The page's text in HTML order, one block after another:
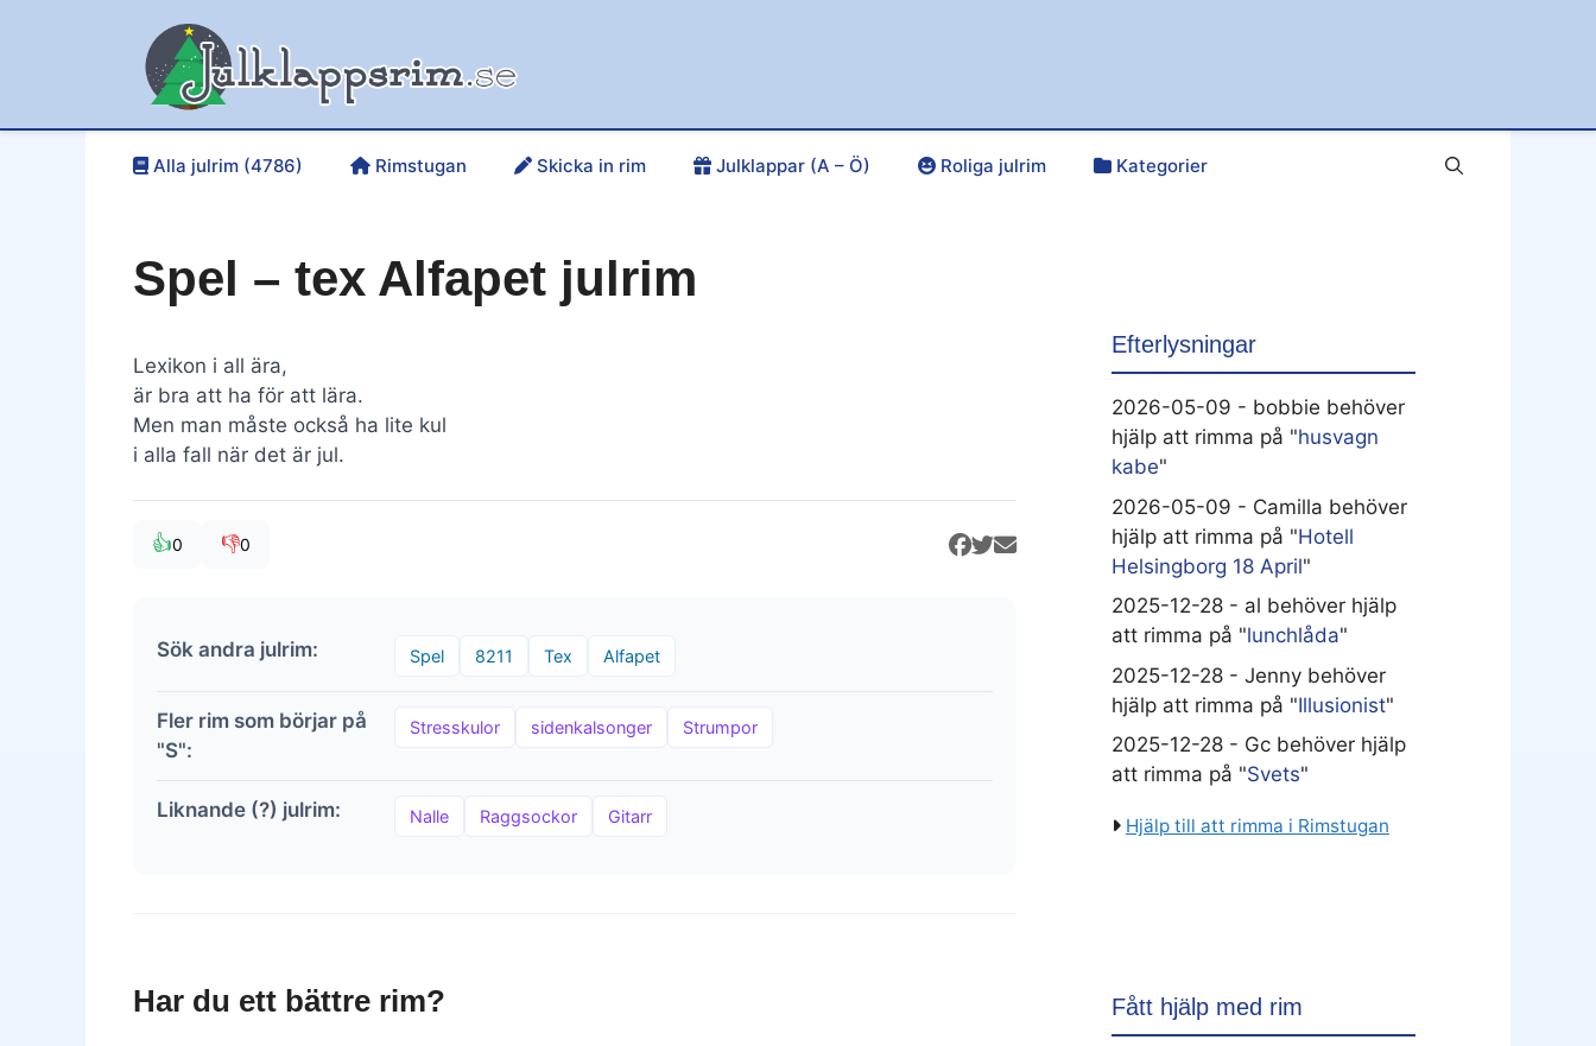
Alla julrim (4786) Rimstugan Skicka in rim Julklappar (A – Ö) Roliga julrim Kategorier
Spel – tex Alfapet julrim
Lexikon i all ära,
är bra att ha för att lära.
Men man måste också ha lite kul
i alla fall när det är jul.
👍0 👎0
Sök andra julrim: Spel 8211 Tex Alfapet
Fler rim som börjar på
"S":
Stresskulor sidenkalsonger Strumpor
Liknande (?) julrim: Nalle Raggsockor Gitarr
Har du ett bättre rim?
Efterlysningar
2026-05-09 - bobbie behöver
hjälp att rimma på "husvagn
kabe"
2026-05-09 - Camilla behöver
hjälp att rimma på "Hotell
Helsingborg 18 April"
2025-12-28 - al behöver hjälp
att rimma på "lunchlåda"
2025-12-28 - Jenny behöver
hjälp att rimma på "Illusionist"
2025-12-28 - Gc behöver hjälp
att rimma på "Svets"
Hjälp till att rimma i Rimstugan
Fått hjälp med rim